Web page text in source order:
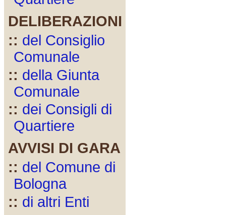
DELIBERAZIONI
:: del Consiglio
Comunale
:: della Giunta
Comunale
:: dei Consigli di
Quartiere
AVVISI DI GARA
:: del Comune di
Bologna
:: di altri Enti